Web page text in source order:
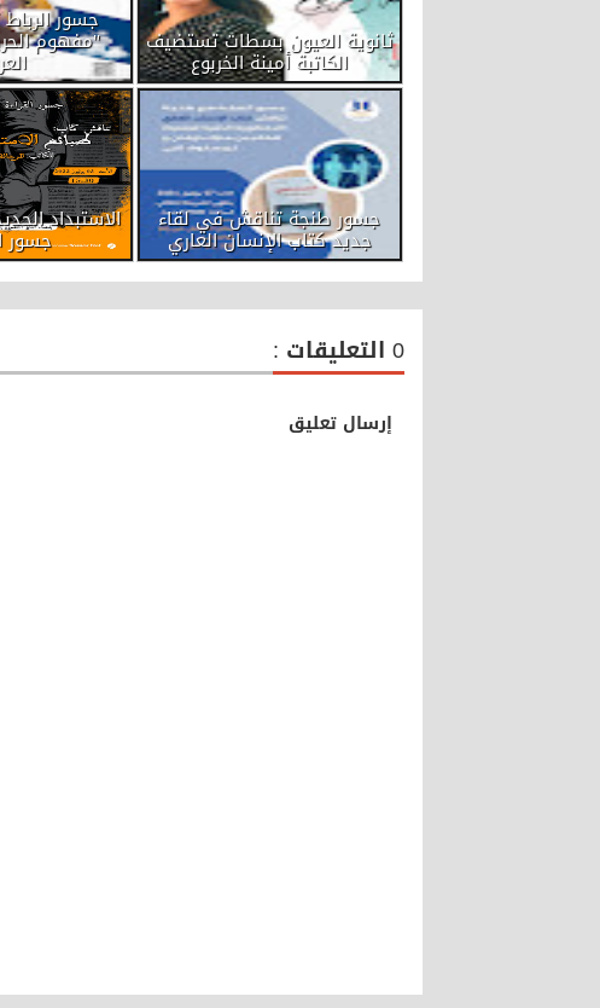
ثانوية العيون بسطات تستضيف
الكاتبة أمينة الخربوع
جسور
"مفهوم
جسور طنجة تناقش في لقاء
جديد كتاب الإنسان العاري
الاستبداد
جسور
0 التعليقات :
إرسال تعليق